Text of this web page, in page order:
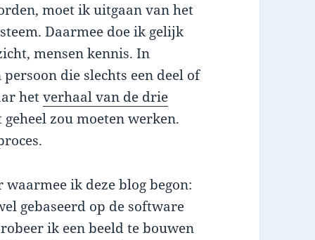
moet ik uitgaan van het
Daarmee doe ik gelijk
mensen kennis. In
die slechts een deel of
hetverhaal van de drie
zou moeten werken.
ik deze blog begon:
gebaseerd op de software
ik een beeld te bouwen